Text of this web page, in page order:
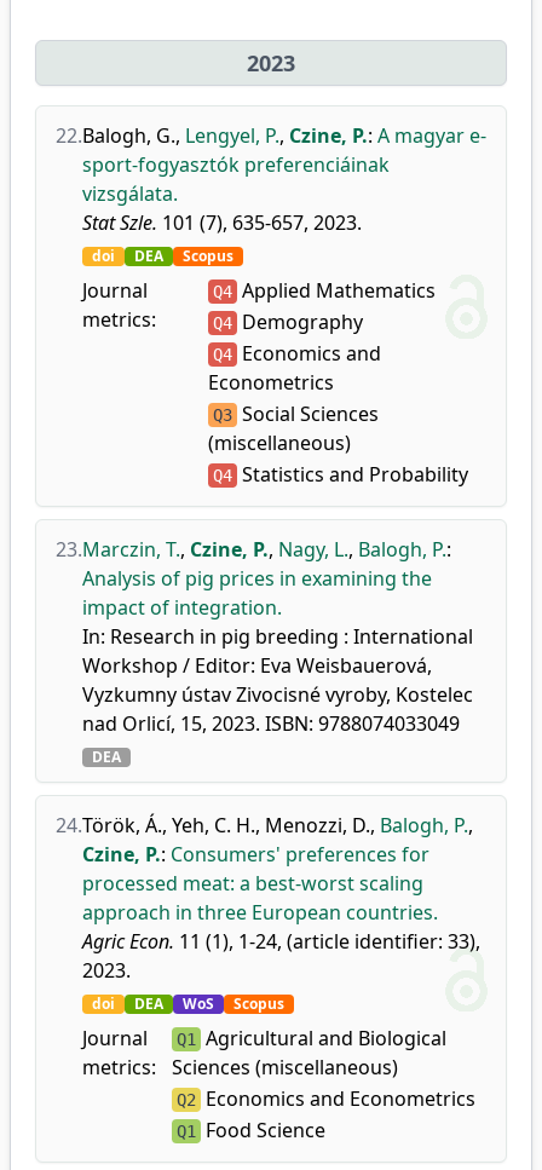
2023
22.Balogh, G., Lengyel, P., Czine, P.: A magyar e-
sport-fogyasztók preferenciáinak
vizsgálata.
Stat Szle. 101 (7), 635-657, 2023.
doi DEA Scopus
Journal
metrics:
Q4 Applied Mathematics
Q4 Demography
Q4 Economics and
Econometrics
Q3 Social Sciences
(miscellaneous)
Q4 Statistics and Probability
23.Marczin, T., Czine, P., Nagy, L., Balogh, P.:
Analysis of pig prices in examining the
impact of integration.
In: Research in pig breeding : International
Workshop / Editor: Eva Weisbauerová,
Vyzkumny ústav Zivocisné vyroby, Kostelec
nad Orlicí, 15, 2023. ISBN: 9788074033049
DEA
24.Török, Á., Yeh, C. H., Menozzi, D., Balogh, P.,
Czine, P.: Consumers' preferences for
processed meat: a best-worst scaling
approach in three European countries.
Agric Econ. 11 (1), 1-24, (article identifier: 33),
2023.
doi DEA WoS Scopus
Journal
metrics:
Q1
Agricultural and Biological
Sciences (miscellaneous)
Q2 Economics and Econometrics
Q1 Food Science